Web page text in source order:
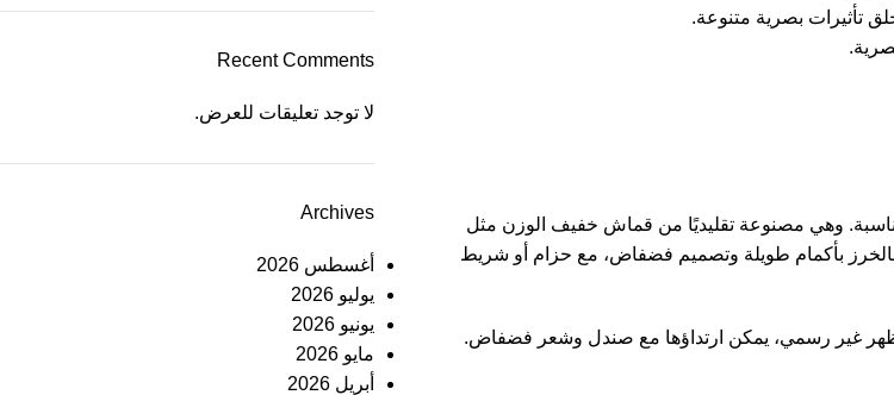
تأثيرات بصرية متنوعة.
وهي مصنوعة تقليديًا من قماش خفيف الوزن مثل
بالخرز بأكمام طويلة وتصميم فضفاض، مع حزام أو شريط
مظهر غير رسمي، يمكن ارتداؤها مع صندل وشعر فضفاض.
Recent Comments
لا توجد تعليقات للعرض.
Archives
أغسطس 2026
يوليو 2026
يونيو 2026
مايو 2026
أبريل 2026